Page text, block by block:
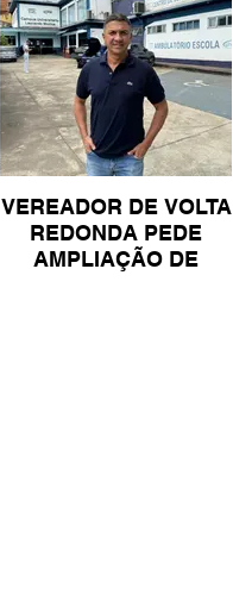
VEREADOR DE VOLTA
REDONDA PEDE
AMPLIAÇÃO DE